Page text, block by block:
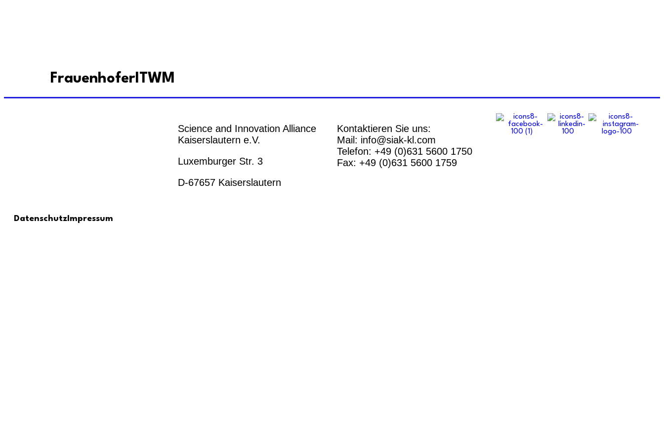
FrauenhoferITWM
Science and Innovation Alliance
Kaiserslautern e.V.
Luxemburger Str. 3
D-67657 Kaiserslautern
Kontaktieren Sie uns:
Mail: info@siak-kl.com
Telefon: +49 (0)631 5600 1750
Fax: +49 (0)631 5600 1759
Datenschutz Impressum